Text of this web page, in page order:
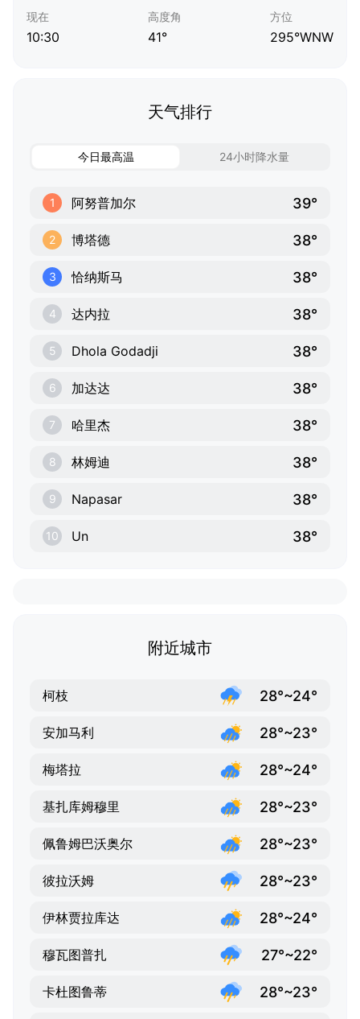
现在
10:30
高度角
41°
方位
295°WNW
天气排行
今日最高温 24小时降水量
1 阿努普加尔 39°
2 博塔德 38°
3 恰纳斯马 38°
4 达内拉 38°
5 Dhola Godadji 38°
6 加达达 38°
7 哈里杰 38°
8 林姆迪 38°
9 Napasar 38°
10 Un 38°
附近城市
柯枝 28°~24°
安加马利 28°~23°
梅塔拉 28°~24°
基扎库姆穆里 28°~23°
佩鲁姆巴沃奥尔 28°~23°
彼拉沃姆 28°~23°
伊林贾拉库达 28°~24°
穆瓦图普扎 27°~22°
卡杜图鲁蒂 28°~23°